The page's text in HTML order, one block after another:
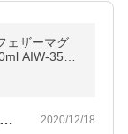
ェザーマグ
AIW-350
ちょうど良い大きさです。1番購入して良… 2020/12/18